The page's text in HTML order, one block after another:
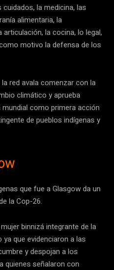
la medicina, las
alimentaria, la
la cocina, lo legal,
motivo la defensa de los
red avala comenzar con la
climático y aprueba
como primera acción
de pueblos indígenas y
que fue a Glasgow da un
la Cop-26.
binnizá integrante de la
que evidenciaron a las
y despojan a los
quienes señalaron con